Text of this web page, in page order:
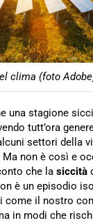
clima (foto
una stagione
tutt’ora
settori della
Ma non è così e
che la siccità
è un episodio
come il nostro
in modi che